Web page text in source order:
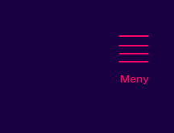
Meny